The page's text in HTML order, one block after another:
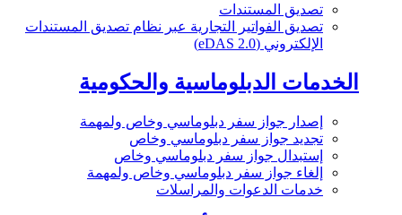
تصديق المستندات
تصديق الفواتير التجارية عبر نظام تصديق المستندات
الإلكتروني (eDAS 2.0)
الخدمات الدبلوماسية والحكومية
إصدار جواز سفر دبلوماسي وخاص ولمهمة
تجديد جواز سفر دبلوماسي وخاص
إستبدال جواز سفر دبلوماسي وخاص
إلغاء جواز سفر دبلوماسي وخاص ولمهمة
خدمات الدعوات والمراسلات